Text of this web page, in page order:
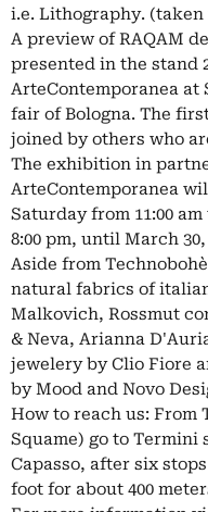
i.e. Lithography.
A preview of RAQAM
presented in the stand
ArteContemporanea
fair of Bologna. The
joined by others who
The exhibition in
ArteContemporanea
Saturday from 11:00
8:00 pm, until March 30,
Aside from
natural fabrics of
Malkovich, Rossmut
& Neva, Arianna
jewelery by Clio Fiore
by Mood and Novo
How to reach us: From
Squame) go to Termini
Capasso, after six
foot for about 400